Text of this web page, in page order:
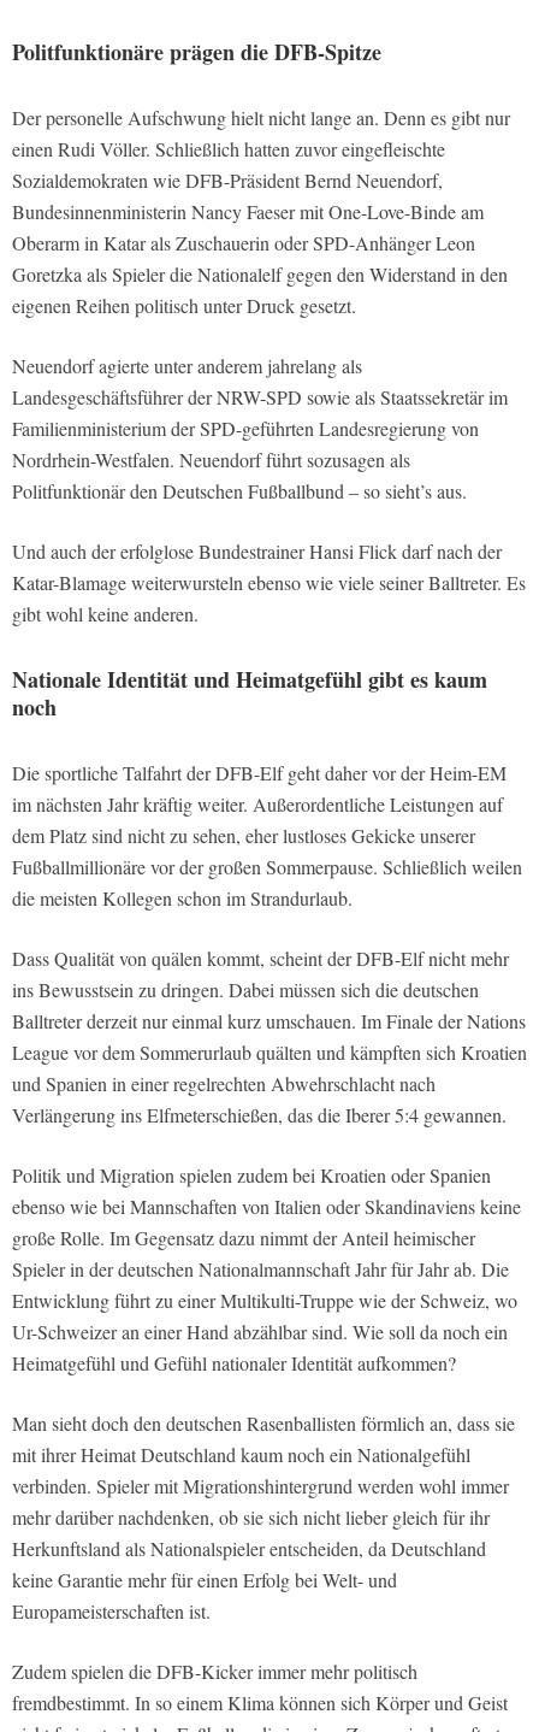
Politfunktionäre prägen die DFB-Spitze
Der personelle Aufschwung hielt nicht lange an. Denn es gibt nur
einen Rudi Völler. Schließlich hatten zuvor eingefleischte
Sozialdemokraten wie DFB-Präsident Bernd Neuendorf,
Bundesinnenministerin Nancy Faeser mit One-Love-Binde am
Oberarm in Katar als Zuschauerin oder SPD-Anhänger Leon
Goretzka als Spieler die Nationalelf gegen den Widerstand in den
eigenen Reihen politisch unter Druck gesetzt.
Neuendorf agierte unter anderem jahrelang als
Landesgeschäftsführer der NRW-SPD sowie als Staatssekretär im
Familienministerium der SPD-geführten Landesregierung von
Nordrhein-Westfalen. Neuendorf führt sozusagen als
Politfunktionär den Deutschen Fußballbund – so sieht’s aus.
Und auch der erfolglose Bundestrainer Hansi Flick darf nach der
Katar-Blamage weiterwursteln ebenso wie viele seiner Balltreter. Es
gibt wohl keine anderen.
Nationale Identität und Heimatgefühl gibt es kaum
noch
Die sportliche Talfahrt der DFB-Elf geht daher vor der Heim-EM
im nächsten Jahr kräftig weiter. Außerordentliche Leistungen auf
dem Platz sind nicht zu sehen, eher lustloses Gekicke unserer
Fußballmillionäre vor der großen Sommerpause. Schließlich weilen
die meisten Kollegen schon im Strandurlaub.
Dass Qualität von quälen kommt, scheint der DFB-Elf nicht mehr
ins Bewusstsein zu dringen. Dabei müssen sich die deutschen
Balltreter derzeit nur einmal kurz umschauen. Im Finale der Nations
League vor dem Sommerurlaub quälten und kämpften sich Kroatien
und Spanien in einer regelrechten Abwehrschlacht nach
Verlängerung ins Elfmeterschießen, das die Iberer 5:4 gewannen.
Politik und Migration spielen zudem bei Kroatien oder Spanien
ebenso wie bei Mannschaften von Italien oder Skandinaviens keine
große Rolle. Im Gegensatz dazu nimmt der Anteil heimischer
Spieler in der deutschen Nationalmannschaft Jahr für Jahr ab. Die
Entwicklung führt zu einer Multikulti-Truppe wie der Schweiz, wo
Ur-Schweizer an einer Hand abzählbar sind. Wie soll da noch ein
Heimatgefühl und Gefühl nationaler Identität aufkommen?
Man sieht doch den deutschen Rasenballisten förmlich an, dass sie
mit ihrer Heimat Deutschland kaum noch ein Nationalgefühl
verbinden. Spieler mit Migrationshintergrund werden wohl immer
mehr darüber nachdenken, ob sie sich nicht lieber gleich für ihr
Herkunftsland als Nationalspieler entscheiden, da Deutschland
keine Garantie mehr für einen Erfolg bei Welt- und
Europameisterschaften ist.
Zudem spielen die DFB-Kicker immer mehr politisch
fremdbestimmt. In so einem Klima können sich Körper und Geist